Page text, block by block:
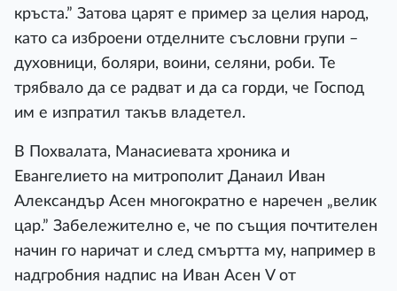
кръста.” Затова царят е пример за целия народ,
като са изброени отделните съсловни групи –
духовници, боляри, воини, селяни, роби. Те
трябвало да се радват и да са горди, че Господ
им е изпратил такъв владетел.
В Похвалата, Манасиевата хроника и
Евангелието на митрополит Данаил Иван
Александър Асен многократно е наречен „велик
цар.” Забележително е, че по същия почтителен
начин го наричат и след смъртта му, например в
надгробния надпис на Иван Асен V от